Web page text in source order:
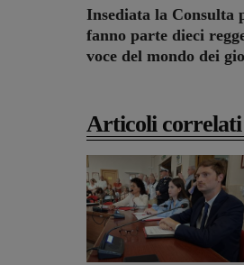
Insediata la Consulta
fanno parte dieci
voce del mondo dei
Articoli correlati